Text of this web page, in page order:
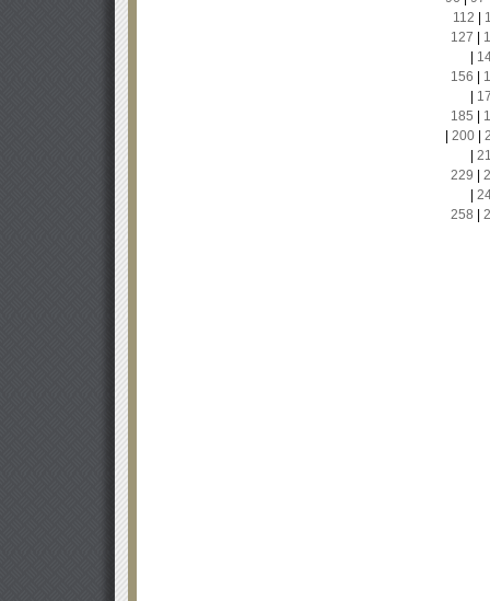
112
127
156
185
200|
229
258